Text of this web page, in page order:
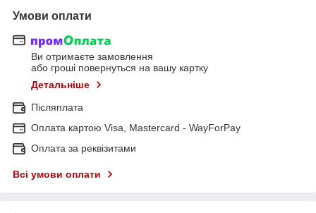
Умови оплати
Ви отримаєте замовлення
або гроші повернуться на вашу картку
Детальніше
Післяплата
Оплата картою Visa, Mastercard - WayForPay
Оплата за реквізитами
Всі умови оплати